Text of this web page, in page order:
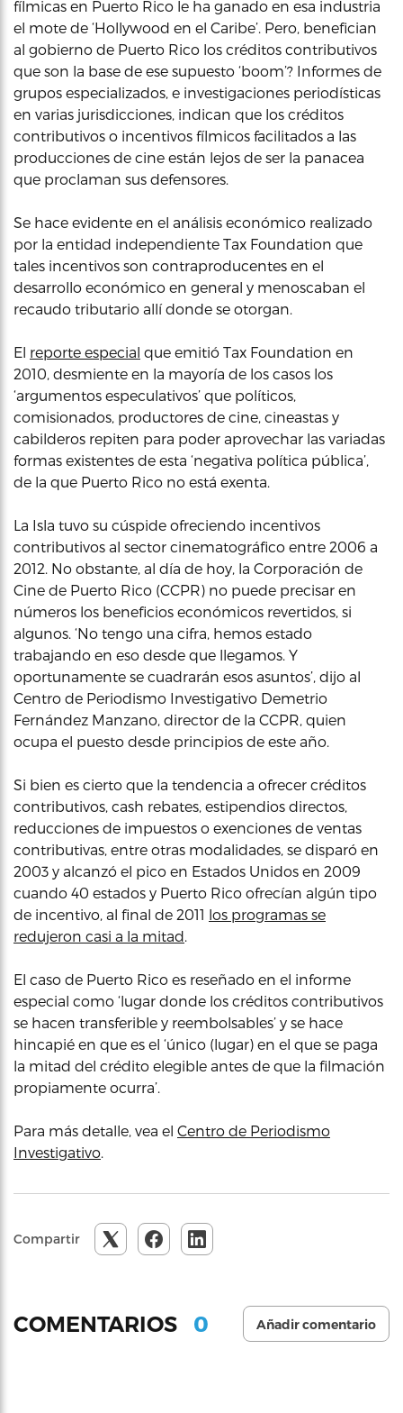
fílmicas en Puerto Rico le ha ganado en esa industria
el mote de ‘Hollywood en el Caribe’. Pero, benefician
al gobierno de Puerto Rico los créditos contributivos
que son la base de ese supuesto ‘boom’? Informes de
grupos especializados, e investigaciones periodísticas
en varias jurisdicciones, indican que los créditos
contributivos o incentivos fílmicos facilitados a las
producciones de cine están lejos de ser la panacea
que proclaman sus defensores.
Se hace evidente en el análisis económico realizado
por la entidad independiente Tax Foundation que
tales incentivos son contraproducentes en el
desarrollo económico en general y menoscaban el
recaudo tributario allí donde se otorgan.
El reporte especial que emitió Tax Foundation en
2010, desmiente en la mayoría de los casos los
‘argumentos especulativos’ que políticos,
comisionados, productores de cine, cineastas y
cabilderos repiten para poder aprovechar las variadas
formas existentes de esta ‘negativa política pública’,
de la que Puerto Rico no está exenta.
La Isla tuvo su cúspide ofreciendo incentivos
contributivos al sector cinematográfico entre 2006 a
2012. No obstante, al día de hoy, la Corporación de
Cine de Puerto Rico (CCPR) no puede precisar en
números los beneficios económicos revertidos, si
algunos. ‘No tengo una cifra, hemos estado
trabajando en eso desde que llegamos. Y
oportunamente se cuadrarán esos asuntos’, dijo al
Centro de Periodismo Investigativo Demetrio
Fernández Manzano, director de la CCPR, quien
ocupa el puesto desde principios de este año.
Si bien es cierto que la tendencia a ofrecer créditos
contributivos, cash rebates, estipendios directos,
reducciones de impuestos o exenciones de ventas
contributivas, entre otras modalidades, se disparó en
2003 y alcanzó el pico en Estados Unidos en 2009
cuando 40 estados y Puerto Rico ofrecían algún tipo
de incentivo, al final de 2011 los programas se
redujeron casi a la mitad.
El caso de Puerto Rico es reseñado en el informe
especial como ‘lugar donde los créditos contributivos
se hacen transferible y reembolsables’ y se hace
hincapié en que es el ‘único (lugar) en el que se paga
la mitad del crédito elegible antes de que la filmación
propiamente ocurra’.
Para más detalle, vea el Centro de Periodismo
Investigativo.
Compartir
COMENTARIOS 0 Añadir comentario